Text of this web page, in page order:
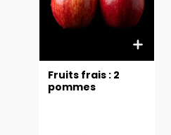
Fruits frais : 2
pommes